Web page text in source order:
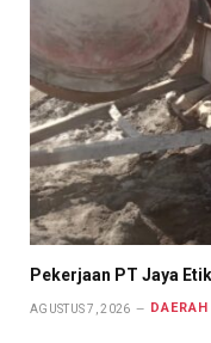
Pekerjaan PT Jaya
AGUSTUS 7, 2026 DAERAH